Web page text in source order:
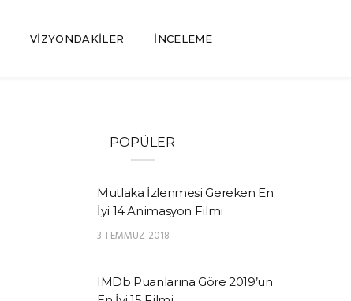
VIZYONDAKILER İNCELEME
POPÜLER
Mutlaka İzlenmesi Gereken En
İyi 14 Animasyon Filmi
3 TEMMUZ 2018
IMDb Puanlarına Göre 2019’un